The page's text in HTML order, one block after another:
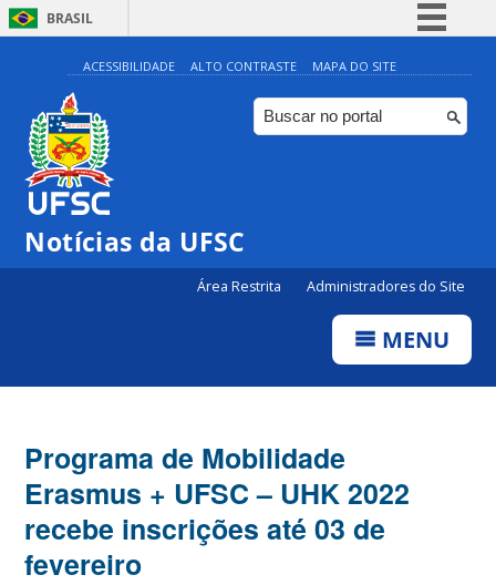
BRASIL
Simplifique!
Comunica BR
Participe
ACESSIBILIDADE ALTO CONTRASTE MAPA DO SITE
Notícias da UFSC
Área Restrita Administradores do Site
MENU
Programa de Mobilidade
Erasmus + UFSC – UHK 2022
recebe inscrições até 03 de
fevereiro